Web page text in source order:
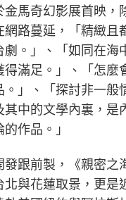
馬奇幻影展首映，
路蔓延，「精緻且
劇。」、「如同在海
滿足。」、「怎麼
。」、「探討非一般
其中的文學內裏，是
作品。」
跟前製，《親密之
北與花蓮取景，更是